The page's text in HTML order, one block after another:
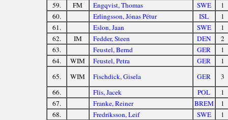
59.
FM Engqvist, Thomas SWE
1
60.
Erlingsson, Jónas Pétur ISL
1
61.
Eslon, Jaan SWE
1
62.
IM Fedder, Steen DEN
2
63.
Feustel, Bernd GER
1
64.
WIM Feustel, Petra GER
1
65.
WIM Fischdick, Gisela GER
3
66.
Flis, Jacek POL
1
67.
Franke, Reiner BREM
1
68.
Fredriksson, Leif SWE
1